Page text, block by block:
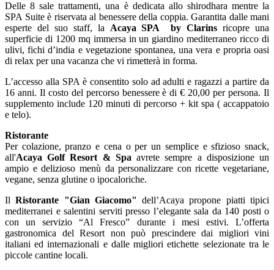
Delle 8 sale trattamenti, una è dedicata allo shirodhara mentre la
SPA Suite è riservata al benessere della coppia. Garantita dalle mani
esperte del suo staff, la Acaya SPA by Clarins ricopre una
superficie di 1200 mq immersa in un giardino mediterraneo ricco di
ulivi, fichi d’india e vegetazione spontanea, una vera e propria oasi
di relax per una vacanza che vi rimetterà in forma.
​L’accesso alla SPA è consentito solo ad adulti e ragazzi a partire da
16 anni. Il costo del percorso benessere è di € 20,00 per persona. Il
supplemento include 120 minuti di percorso + kit spa ( accappatoio
e telo).
Ristorante
Per colazione, pranzo e cena o per un semplice e sfizioso snack,
all'Acaya Golf Resort & Spa avrete sempre a disposizione un
ampio e delizioso menù da personalizzare con ricette vegetariane,
vegane, senza glutine o ipocaloriche.
IlRistorante "Gian Giacomo" dell’Acaya propone piatti tipici
mediterranei e salentini serviti presso l’elegante sala da 140 posti o
con un servizio “Al Fresco” durante i mesi estivi. L’offerta
gastronomica del Resort non può prescindere dai migliori vini
italiani ed internazionali e dalle migliori etichette selezionate tra le
piccole cantine locali.